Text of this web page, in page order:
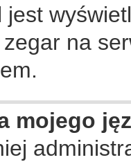
na
mojego